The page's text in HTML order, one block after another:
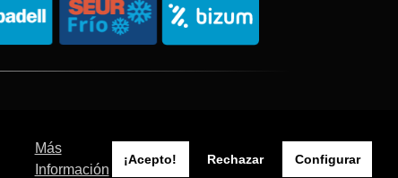
Más
Información
¡Acepto! Rechazar Configurar